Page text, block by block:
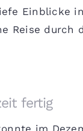
Einblicke
Reise durch
fertig
im